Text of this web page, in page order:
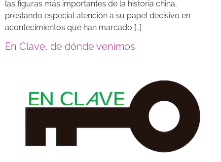
las figuras más importantes de la historia china,
prestando especial atención a su papel decisivo en
acontecimientos que han marcado […]
En Clave, de dónde venimos